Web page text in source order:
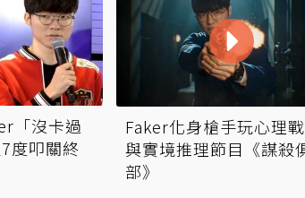
「沒卡過
度叩關終
Faker化身槍手玩心理
與實境推理節目《謀殺
部》